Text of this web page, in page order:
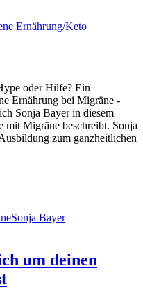
Ernährung/Keto
oder Hilfe? Ein
Ernährung bei Migräne -
Sonja Bayer in diesem
mit Migräne beschreibt. Sonja
zum ganzheitlichen
Sonja Bayer
um deinen